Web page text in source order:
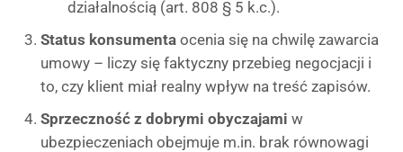
działalnością (art. 808 § 5 k.c.).
Status konsumenta ocenia się na chwilę zawarcia
umowy – liczy się faktyczny przebieg negocjacji i
to, czy klient miał realny wpływ na treść zapisów.
Sprzeczność z dobrymi obyczajami w
ubezpieczeniach obejmuje m.in. brak równowagi